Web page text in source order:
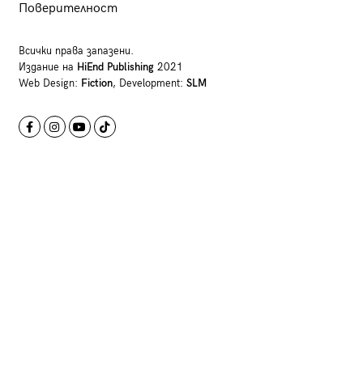
Поверителност
Всички права запазени.
Издание на HiEnd Publishing2021
Web Design: Fiction, Development: SLM